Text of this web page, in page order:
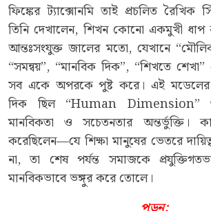
ফিঙ্কের ট্যাক্সোনমি তাই প্রচলিত রৈখিক
তিনি দেখালেন, শিখন কোনো একমুখী
আন্তঃসংযুক্ত জালের মতো, যেখানে
“সমন্বয়”, “মানবিক দিক”, “শিখতে
সব একে অপরকে পুষ্ট করে। এই মডেলের
দিক ছিল “Human Dimension”
মানবিকতা ও সচেতনতার অন্তর্ভুক্তি।
করেছিলেন—যে শিক্ষা মানুষের ভেতরে
না, তা শেষ পর্যন্ত সমাজকে
মানবিকভাবে ভঙ্গুর করে তোলে।